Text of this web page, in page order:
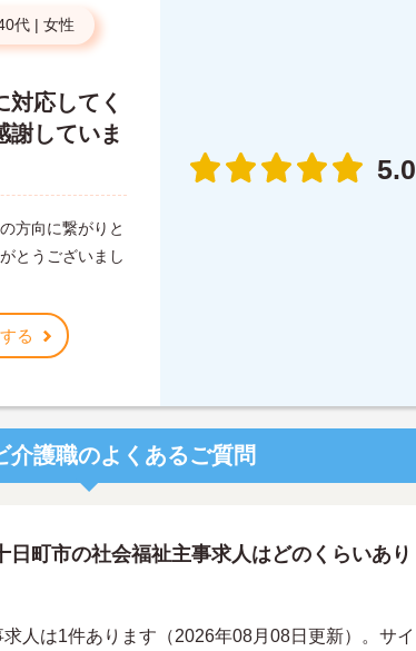
代 | 女性
対応してく
謝していま
方向に繋がりと
とうございまし
る
5.0
介護職のよくあるご質問
日町市の社会福祉主事求人はどのくらいあり
人は1件あります（2026年08月08日更新）。サイ